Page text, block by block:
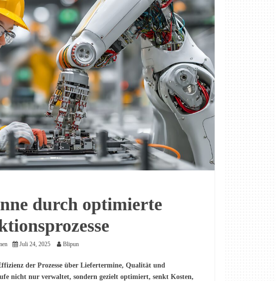
durch optimierte
Juli 24, 2025 Blipun
der Prozesse über Liefertermine, Qualität und
nicht nur verwaltet, sondern gezielt optimiert, senkt Kosten,